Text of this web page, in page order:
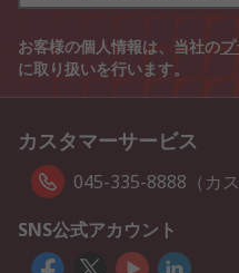
お客様の個人情報は、当社の
に取り扱いを行います。
カスタマーサービス
045-335-8888（カ
SNS公式アカウント